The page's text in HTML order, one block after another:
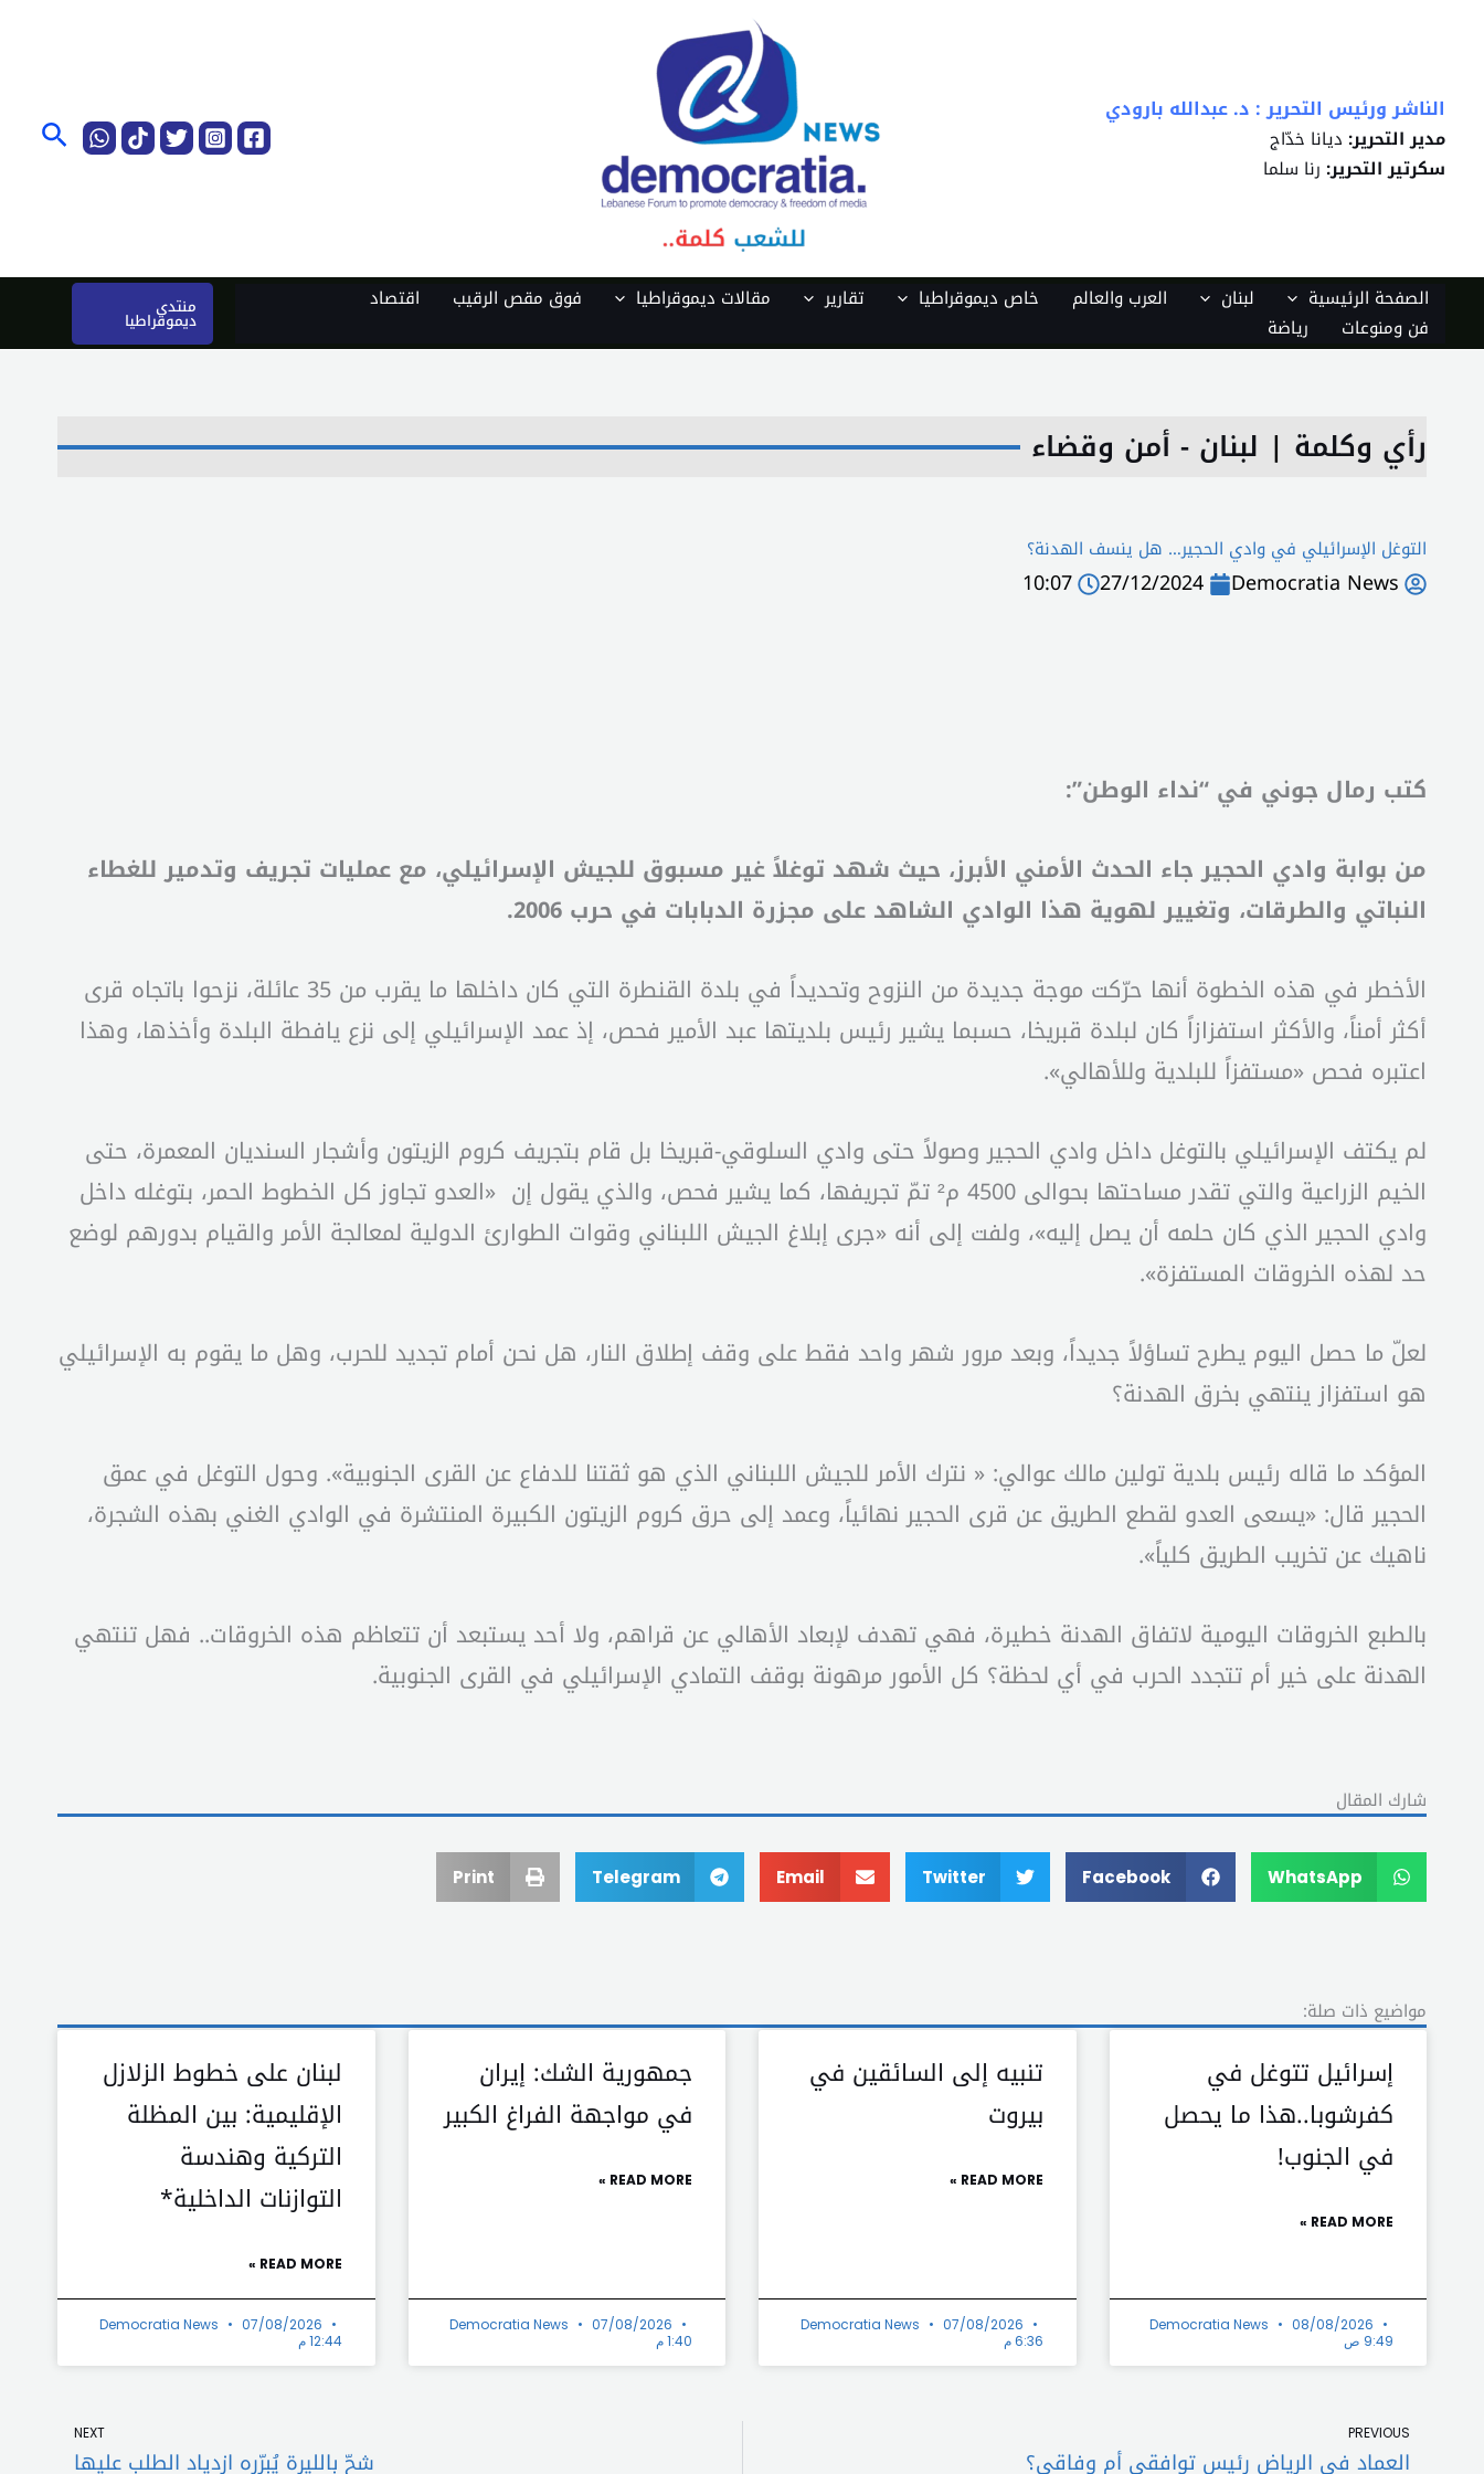
الناشر ورئيس التحرير : د. عبدالله بارودي
مدير التحرير: ديانا خدّاج
سكرتير التحرير: رنا سلما
الصفحة الرئيسية لبنان العرب والعالم خاص ديموقراطيا تقارير مقالات ديموقراطيا فوق مقص الرقيب
اقتصاد
فن ومنوعات
رياضة
منتدى
ديموقراطيا
رأي وكلمة | لبنان - أمن وقضاء
التوغل الإسرائيلي في وادي الحجير… هل ينسف الهدنة؟
Democratia News
27/12/2024
10:07
كتب رمال جوني في “نداء الوطن”:
من بوابة وادي الحجير جاء الحدث الأمني الأبرز، حيث شهد توغلاً غير مسبوق للجيش الإسرائيلي، مع عمليات تجريف وتدمير للغطاء
النباتي والطرقات، وتغيير لهوية هذا الوادي الشاهد على مجزرة الدبابات في حرب 2006.
الأخطر في هذه الخطوة أنها حرّكت موجة جديدة من النزوح وتحديداً في بلدة القنطرة التي كان داخلها ما يقرب من 35 عائلة، نزحوا باتجاه قرى
أكثر أمناً، والأكثر استفزازاً كان لبلدة قبريخا، حسبما يشير رئيس بلديتها عبد الأمير فحص، إذ عمد الإسرائيلي إلى نزع يافطة البلدة وأخذها، وهذا
اعتبره فحص «مستفزاً للبلدية وللأهالي».
لم يكتف الإسرائيلي بالتوغل داخل وادي الحجير وصولاً حتى وادي السلوقي-قبريخا بل قام بتجريف كروم الزيتون وأشجار السنديان المعمرة، حتى
الخيم الزراعية والتي تقدر مساحتها بحوالى 4500 م² تمّ تجريفها، كما يشير فحص، والذي يقول إن «العدو تجاوز كل الخطوط الحمر، بتوغله داخل
وادي الحجير الذي كان حلمه أن يصل إليه»، ولفت إلى أنه «جرى إبلاغ الجيش اللبناني وقوات الطوارئ الدولية لمعالجة الأمر والقيام بدورهم لوضع
حد لهذه الخروقات المستفزة».
لعلّ ما حصل اليوم يطرح تساؤلاً جديداً، وبعد مرور شهر واحد فقط على وقف إطلاق النار، هل نحن أمام تجديد للحرب، وهل ما يقوم به الإسرائيلي
هو استفزاز ينتهي بخرق الهدنة؟
المؤكد ما قاله رئيس بلدية تولين مالك عوالي: « نترك الأمر للجيش اللبناني الذي هو ثقتنا للدفاع عن القرى الجنوبية». وحول التوغل في عمق
الحجير قال: «يسعى العدو لقطع الطريق عن قرى الحجير نهائياً، وعمد إلى حرق كروم الزيتون الكبيرة المنتشرة في الوادي الغني بهذه الشجرة،
ناهيك عن تخريب الطريق كلياً».
بالطبع الخروقات اليومية لاتفاق الهدنة خطيرة، فهي تهدف لإبعاد الأهالي عن قراهم، ولا أحد يستبعد أن تتعاظم هذه الخروقات.. فهل تنتهي
الهدنة على خير أم تتجدد الحرب في أي لحظة؟ كل الأمور مرهونة بوقف التمادي الإسرائيلي في القرى الجنوبية.
شارك المقال
WhatsApp
Facebook
Twitter
Email
Telegram
Print
مواضيع ذات صلة:
إسرائيل تتوغل في
كفرشوبا..هذا ما يحصل
في الجنوب!
READ MORE »
Democratia News
08/08/2026
9:49 ص
تنبيه إلى السائقين في
بيروت
READ MORE »
Democratia News
07/08/2026
6:36 م
جمهورية الشك: إيران
في مواجهة الفراغ الكبير
READ MORE »
Democratia News
07/08/2026
1:40 م
لبنان على خطوط الزلازل
الإقليمية: بين المظلة
التركية وهندسة
التوازنات الداخلية*
READ MORE »
Democratia News
07/08/2026
12:44 م
PREVIOUS
العماد في الرياض رئيس توافقي أم وفاقي؟
NEXT
شحّ بالليرة يُبرّره ازدياد الطلب عليها